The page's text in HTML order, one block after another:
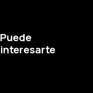
Puede
interesarte